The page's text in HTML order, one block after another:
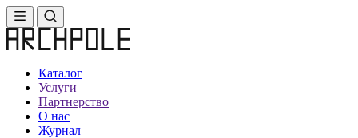
Каталог
Услуги
Партнерство
О нас
Журнал